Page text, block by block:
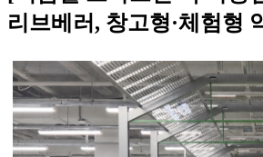
리브베러, 창고형·체험형